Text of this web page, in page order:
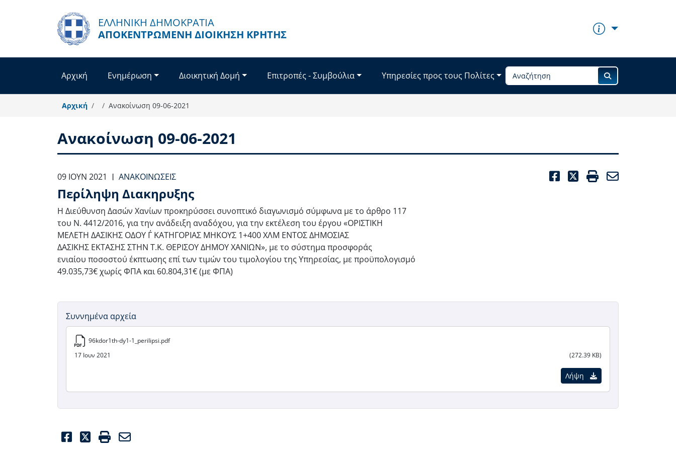
ΕΛΛΗΝΙΚΗ ΔΗΜΟΚΡΑΤΙΑ
ΑΠΟΚΕΝΤΡΩΜΈΝΗ ΔΙΟΊΚΗΣΗ ΚΡΉΤΗΣ
Αρχική Ενημέρωση Διοικητική Δομή Επιτροπές - Συμβούλια Υπηρεσίες προς τους Πολίτες
Αρχική Ανακοίνωση 09-06-2021
Ανακοίνωση 09-06-2021
09 ΙΟΥΝ 2021 | ΑΝΑΚΟΙΝΏΣΕΙΣ FACEBOOK
TWITTER
PRINT
Περίληψη Διακηρυξης
Η Διεύθυνση Δασών Χανίων προκηρύσσει συνοπτικό διαγωνισμό σύμφωνα με το άρθρο 117
του Ν. 4412/2016, για την ανάδειξη αναδόχου, για την εκτέλεση του έργου «ΟΡΙΣΤΙΚΗ
ΜΕΛΕΤΗ ΔΑΣΙΚΗΣ ΟΔΟΥ Γ΄ ΚΑΤΗΓΟΡΙΑΣ ΜΗΚΟΥΣ 1+400 ΧΛΜ ΕΝΤΟΣ ΔΗΜΟΣΙΑΣ
ΔΑΣΙΚΗΣ ΕΚΤΑΣΗΣ ΣΤΗΝ Τ.Κ. ΘΕΡΙΣΟΥ ΔΗΜΟΥ ΧΑΝΙΩΝ», με το σύστημα προσφοράς
ενιαίου ποσοστού έκπτωσης επί των τιμών του τιμολογίου της Υπηρεσίας, με προϋπολογισμό
49.035,73€ χωρίς ΦΠΑ και 60.804,31€ (με ΦΠΑ)
Συννημένα αρχεία
96kdor1th-dy1-1_perilipsi.pdf
17 Ιουν 2021
(272.39 KB)
Λήψη
Facebook
Twitter
Print